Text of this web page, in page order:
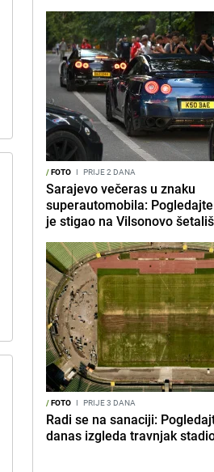
/FOTO I PRIJE 2 DANA
Sarajevo večeras u znaku
superautomobila:
je stigao na Vilsonovo
/FOTO I PRIJE 3 DANA
Radi se na sanaciji:
danas izgleda travnjak